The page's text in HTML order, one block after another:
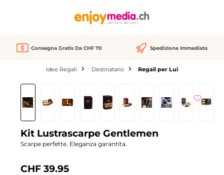
Consegna Gratis Da CHF 70 Spedizione Immediata
Idee Regali Destinatario Regali per Lui
Salta la galleria di immagini
Kit Lustrascarpe Gentlemen
Scarpe perfette. Eleganza garantita.
CHF 39.95